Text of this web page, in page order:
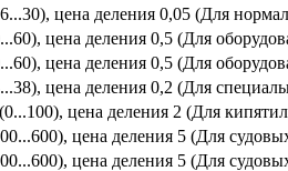
цена деления 0,05 (Для
цена деления 0,5 (Для
цена деления 0,5 (Для
цена деления 0,2 (Для
цена деления 2 (Для
цена деления 5 (Для
цена деления 5 (Для